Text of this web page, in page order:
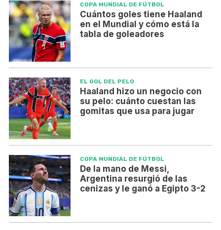
COPA MUNDIAL DE FÚTBOL
Cuántos goles tiene Haaland
en el Mundial y cómo está la
tabla de goleadores
EL GOL DEL PELO
Haaland hizo un negocio con
su pelo: cuánto cuestan las
gomitas que usa para jugar
COPA MUNDIAL DE FÚTBOL
De la mano de Messi,
Argentina resurgió de las
cenizas y le ganó a Egipto 3-2